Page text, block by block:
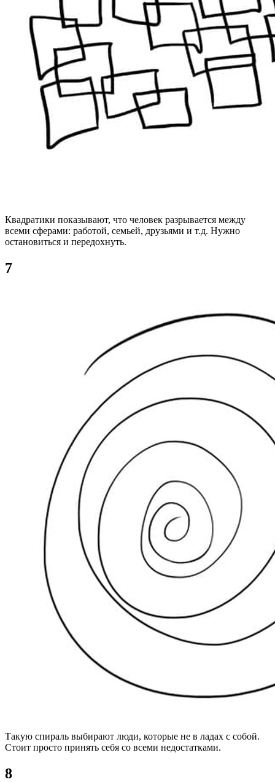
Квадратики показывают, что человек разрывается между
всеми сферами: работой, семьей, друзьями и т.д. Нужно
остановиться и передохнуть.
7
Такую спираль выбирают люди, которые не в ладах с собой.
Стоит просто принять себя со всеми недостатками.
8